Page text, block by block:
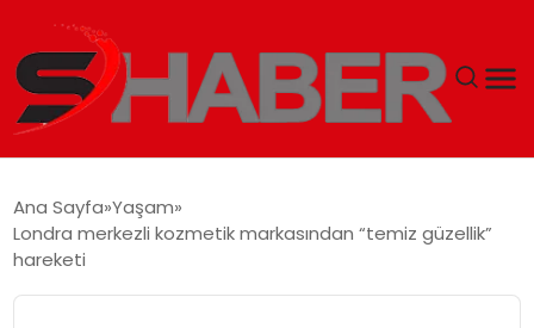
MAGAZIN
Ana Sayfa Yaşam
Londra merkezli kozmetik markasından “temiz güzellik”
hareketi